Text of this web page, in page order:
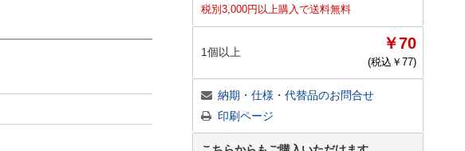
税別3,000円以上購入で送料無料
1個以上 ￥70
(税込￥ 77)
納期・仕様・代替品のお問合せ
印刷ページ